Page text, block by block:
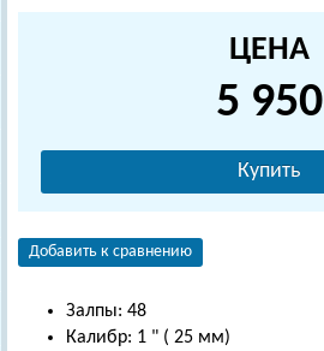
ЦЕНА
5 950
Купить
Добавить к сравнению
Залпы: 48
Калибр: 1 " ( 25 мм)